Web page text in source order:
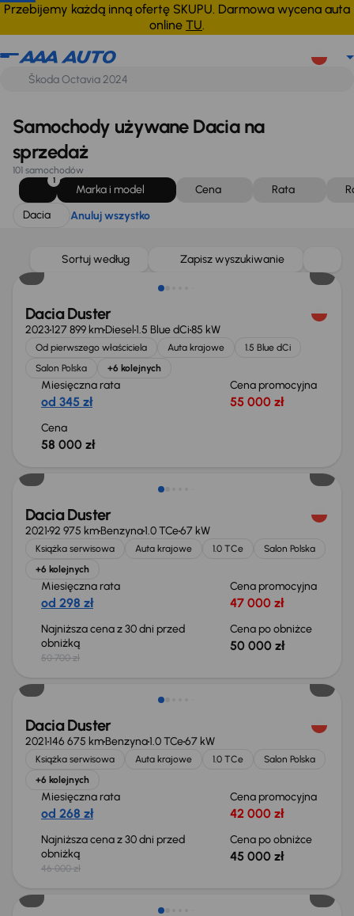
Przebijemy każdą inną ofertę SKUPU. Darmowa wycena auta
online TU.
Dacia Anuluj wszystko
Samochody używane Dacia na
sprzedaż
101 samochodów
1
Marka i model Cena Rata
Dacia
Anuluj wszystko
Sortuj według Zapisz wyszukiwanie
Możliwość odliczenia VAT
Dacia Duster
2023127 899 kmDiesel1.5 Blue dCi85 kW
Od pierwszego właściciela Auta krajowe
1.5 Blue dCi
Salon Polska
+6 kolejnych
Miesięczna rata
od 345 zł
Cena promocyjna
55 000 zł
Cena
58 000 zł
Taniej o 700 zł
Dacia Duster
202192 975 kmBenzyna1.0 TCe67 kW
Książka serwisowa Auta krajowe 1.0 TCe
Salon Polska
+6 kolejnych
Miesięczna rata
od 298 zł
Cena promocyjna
47 000 zł
Najniższa cena z 30 dni przed
obniżką
50 700 zł
Cena po obniżce
50 000 zł
Taniej o 1 000 zł
Dacia Duster
2021146 675 kmBenzyna1.0 TCe67 kW
Książka serwisowa Auta krajowe 1.0 TCe
Salon Polska
+6 kolejnych
Miesięczna rata
od 268 zł
Cena promocyjna
42 000 zł
Najniższa cena z 30 dni przed
obniżką
46 000 zł
Cena po obniżce
45 000 zł
Możliwość odliczenia VAT